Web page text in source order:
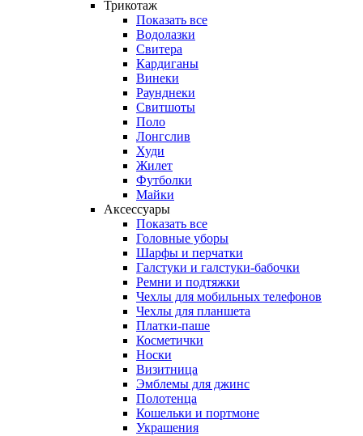
Трикотаж
Показать все
Водолазки
Свитера
Кардиганы
Винеки
Раунднеки
Свитшоты
Поло
Лонгслив
Худи
Жилет
Футболки
Майки
Аксессуары
Показать все
Головные уборы
Шарфы и перчатки
Галстуки и галстуки-бабочки
Ремни и подтяжки
Чехлы для мобильных телефонов
Чехлы для планшета
Платки-паше
Косметички
Носки
Визитница
Эмблемы для джинс
Полотенца
Кошельки и портмоне
Украшения